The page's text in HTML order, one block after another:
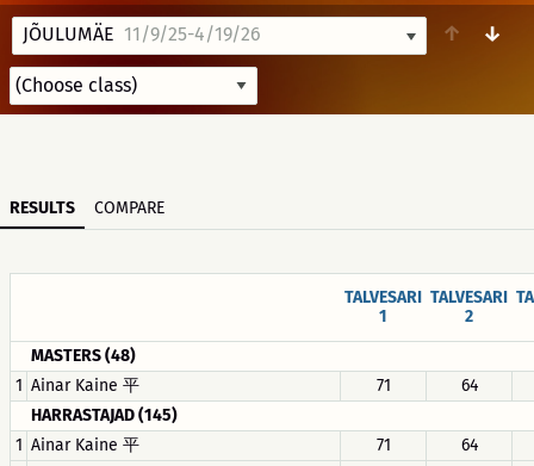
JÕULUMÄE 11/9/25-4/19/26 ↑ ↓
RESULTS COMPARE
TALVESARI
1
TALVESARI
2
MASTERS (48)
1 Ainar Kaine 平 71
64
HARRASTAJAD (145)
1 Ainar Kaine 平 71
64